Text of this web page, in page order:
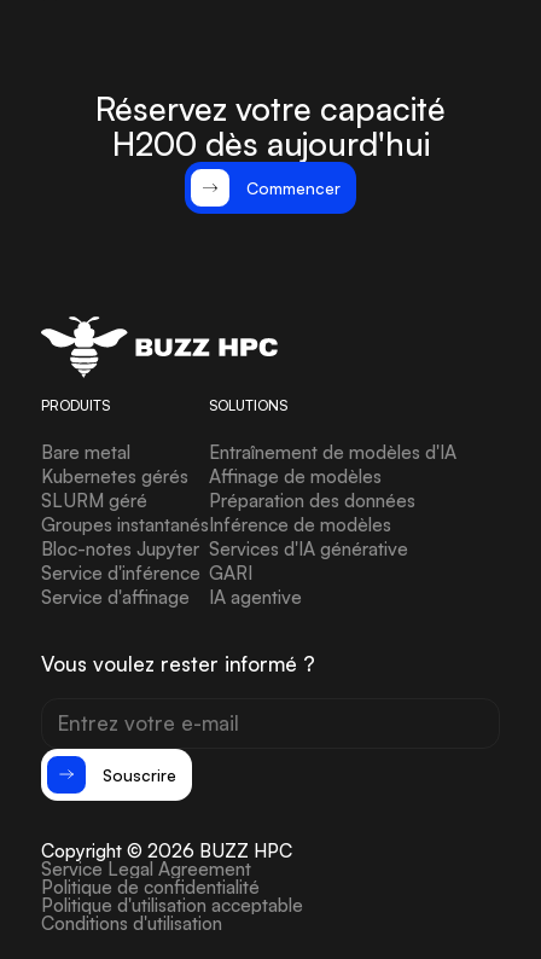
Réservez votre capacité
H200 dès aujourd'hui
Commencer
Vous voulez rester informé ?
Souscrire
PRODUITS
Bare metal
Kubernetes gérés
SLURM géré
Groupes instantanés
Bloc-notes Jupyter
Service d'inférence
Service d'affinage
SOLUTIONS
Entraînement de modèles d'IA
Affinage de modèles
Préparation des données
Inférence de modèles
Services d'IA générative
GARI
IA agentive
Copyright © 2026 BUZZ HPC
Service Legal Agreement
Politique de confidentialité
Politique d'utilisation acceptable
Conditions d'utilisation